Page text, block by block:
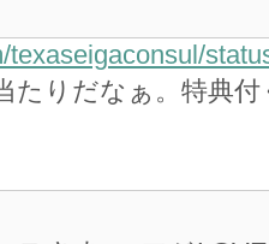
texaseigaconsul/
たりだなぁ。特典